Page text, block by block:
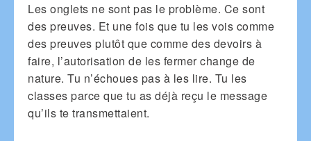
Les onglets ne sont pas le problème. Ce sont
des preuves. Et une fois que tu les vois comme
des preuves plutôt que comme des devoirs à
faire, l’autorisation de les fermer change de
nature. Tu n’échoues pas à les lire. Tu les
classes parce que tu as déjà reçu le message
qu’ils te transmettaient.